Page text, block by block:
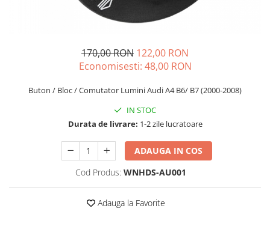
Accesorii Auto Exterior
Accesorii Interior Auto
Inchidere Centralizata
Huse Scaune Auto
Tavite Portbagaj Dedicate
Covorase Auto/ Presuri Auto
Seturi Interior
Accesorii Siguranta Auto
170,00 RON 122,00 RON
Economisesti: 48,00 RON
Buton / Bloc / Comutator Lumini Audi A4 B6/ B7 (2000-2008)
IN STOC
Durata de livrare: 1-2 zile lucratoare
ADAUGA IN COS
Cod Produs: WNHDS-AU001
Adauga la Favorite